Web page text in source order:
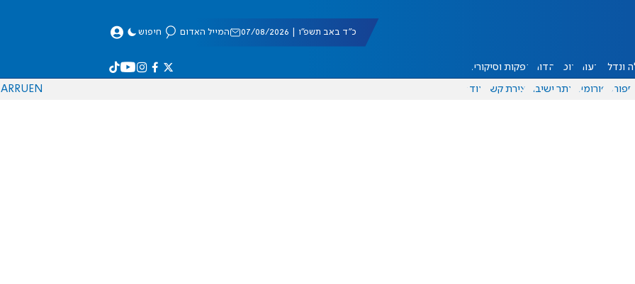
כ"ד באב תשפ"ו | 07/08/2026 המייל האדום חיפוש
ונדל"ן דעות אוכל יהדות הפקות וסיקורים
ספורט פורומים אתר ישיבה יצירת קשר עוד EN
RU
AR